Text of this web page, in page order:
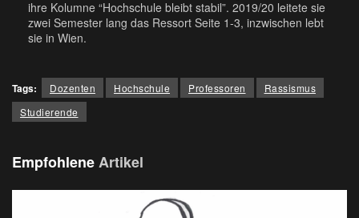
ihre Kolumne “Hochschule bleibt stabil”. 2019/20 leitete sie
zwei Semester lang das Ressort Seite 1-3, inzwischen lebt
sie in Wien.
Tags: Dozenten Hochschule Professoren
Rassismus
Studierende
EmpfohleneArtikel